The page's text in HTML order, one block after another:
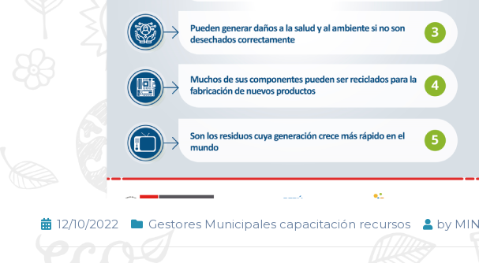
12/10/2022 Gestores Municipales capacitación recursos by